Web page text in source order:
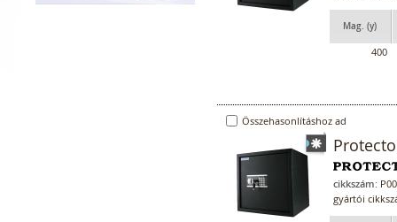
Mag. (y)
400
Összehasonlításhoz ad
cikkszám:
gyártói